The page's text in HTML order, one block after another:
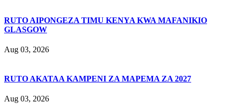
RUTO AIPONGEZA TIMU KENYA KWA MAFANIKIO
GLASGOW
Aug 03, 2026
RUTO AKATAA KAMPENI ZA MAPEMA ZA 2027
Aug 03, 2026